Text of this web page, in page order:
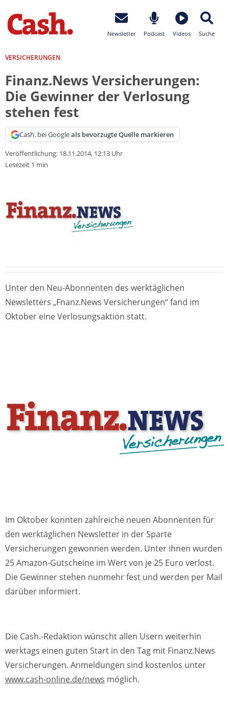
Newsletter Podcast Videos Suche
VERSICHERUNGEN
Finanz.News Versicherungen:
Die Gewinner der Verlosung
stehen fest
Cash. bei Googleals bevorzugte Quelle markieren
Veröffentlichung: 18.11.2014, 12:13 Uhr
Lesezeit 1 min
Unter den Neu-Abonnenten des werktäglichen
Newsletters „Fnanz.News Versicherungen“ fand im
Oktober eine Verlosungsaktion statt.
Im Oktober konnten zahlreiche neuen Abonnenten für
den werktäglichen Newsletter in der Sparte
Versicherungen gewonnen werden. Unter ihnen wurden
25 Amazon-Gutscheine im Wert von je 25 Euro verlost.
Die Gewinner stehen nunmehr fest und werden per Mail
darüber informiert.
Die Cash.-Redaktion wünscht allen Usern weiterhin
werktags einen guten Start in den Tag mit Finanz.News
Versicherungen. Anmeldungen sind kostenlos unter
www.cash-online.de/news möglich.